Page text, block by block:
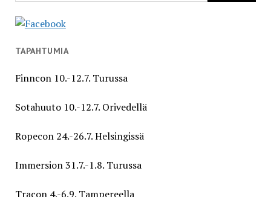
TAPAHTUMIA
Finncon 10.-12.7. Turussa
Sotahuuto 10.-12.7. Orivedellä
Ropecon 24.-26.7. Helsingissä
Immersion 31.7.-1.8. Turussa
Tracon 4.-6.9. Tampereella